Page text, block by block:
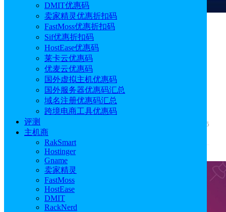
DMIT优惠码
卖家精灵优惠折扣码
FastMoss优惠折扣码
Sif优惠折扣码
HostEase优惠码
莱卡云优惠码
优麦云优惠码
国外虚拟主机优惠码
国外服务器优惠码汇总
域名注册优惠码汇总
跨境电商工具优惠码
评测
主机商
RakSmart
Hostinger
Gname
卖家精灵
FastMoss
HostEase
DMIT
RackNerd
Elementor：领先
WordPress网站构建平台
作者: sonya
更新于: 2026.04.15